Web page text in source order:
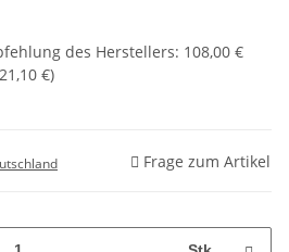
des Herstellers: 108,00 €
21,10 €)
Frage zum Artikel